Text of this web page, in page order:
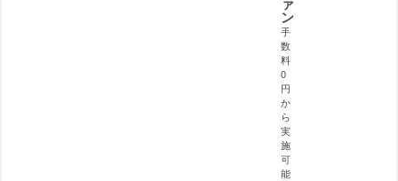
ン
手
数
料
0
円
か
ら
実
施
可
能